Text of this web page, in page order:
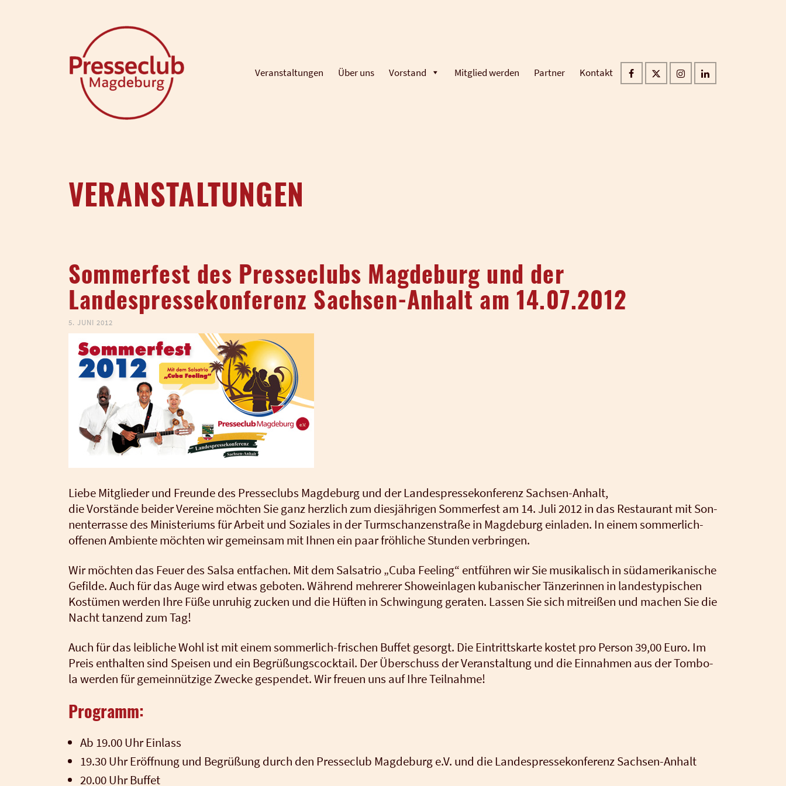
Veranstaltungen Über uns Vorstand Mitglied werden Partner Kontakt
VERANSTALTUNGEN
Sommerfest des Presseclubs Magdeburg und der
Landespressekonferenz Sachsen-Anhalt am 14.07.2012
5. JUNI 2012
Lie­be Mit­glie­der und Freun­de des Pres­se­clubs Mag­de­burg und der Lan­des­pres­se­kon­fe­renz Sach­sen-Anhalt,
die Vor­stän­de bei­der Ver­ei­ne möch­ten Sie ganz herz­lich zum dies­jäh­ri­gen Som­mer­fest am 14. Juli 2012 in das Restau­rant mit Son­
nen­ter­ras­se des Minis­te­ri­ums für Arbeit und Sozia­les in der Turmschan­zen­stra­ße in Mag­de­burg ein­la­den. In einem som­mer­lich-
offe­nen Ambi­en­te möch­ten wir gemein­sam mit Ihnen ein paar fröh­li­che Stun­den ver­brin­gen.
Wir möch­ten das Feu­er des Sal­sa ent­fa­chen. Mit dem Sal­sa­trio „Cuba Fee­ling“ ent­füh­ren wir Sie musi­ka­lisch in süd­ame­ri­ka­ni­sche
Gefil­de. Auch für das Auge wird etwas gebo­ten. Wäh­rend meh­re­rer Show­ein­la­gen kuba­ni­scher Tän­ze­rin­nen in lan­des­ty­pi­schen
Kos­tü­men wer­den Ihre Füße unru­hig zucken und die Hüf­ten in Schwin­gung gera­ten. Las­sen Sie sich mit­rei­ßen und machen Sie die
Nacht tan­zend zum Tag!
Auch für das leib­li­che Wohl ist mit einem som­mer­lich-fri­schen Buf­fet gesorgt. Die Ein­tritts­kar­te kos­tet pro Per­son 39,00 Euro. Im
Preis ent­hal­ten sind Spei­sen und ein Begrü­ßungs­cock­tail. Der Über­schuss der Ver­an­stal­tung und die Ein­nah­men aus der Tom­bo­
la wer­den für gemein­nüt­zi­ge Zwe­cke gespen­det. Wir freu­en uns auf Ihre Teil­nah­me!
Programm:
Ab 19.00 Uhr Ein­lass
19.30 Uhr Eröff­nung und Begrü­ßung durch den Pres­se­club Mag­de­burg e.V. und die Lan­des­pres­se­kon­fe­renz Sach­sen-Anhalt
20.00 Uhr Buf­fet